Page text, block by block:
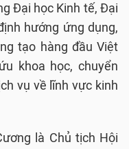
Đại học Kinh tế, Đại
hướng ứng dụng,
tạo hàng đầu Việt
khoa học, chuyển
vụ về lĩnh vực kinh
là Chủ tịch Hội